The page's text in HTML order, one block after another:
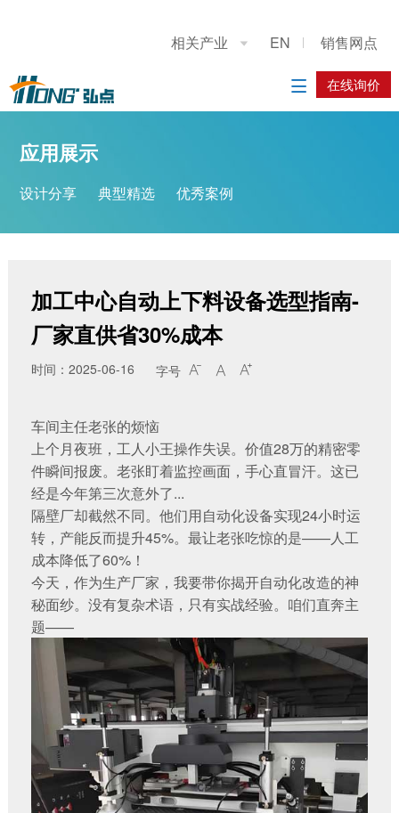
相关产业  EN 销售网点
在线询价

公司简介
设计分享
优秀案例
重型龙门上下料桁架机械手
工业机器人
履带底盘
系统方案
在线询价
应用展示
设计分享 典型精选 优秀案例
加工中心自动上下料设备选型指南-
厂家直供省30%成本
时间：2025-06-16 字号   
车间主任老张的烦恼
上个月夜班，工人小王操作失误。价值28万的精密零
件瞬间报废。老张盯着监控画面，手心直冒汗。这已
经是今年第三次意外了...
隔壁厂却截然不同。他们用自动化设备实现24小时运
转，产能反而提升45%。最让老张吃惊的是——人工
成本降低了60%！
今天，作为生产厂家，我要带你揭开自动化改造的神
秘面纱。没有复杂术语，只有实战经验。咱们直奔主
题——